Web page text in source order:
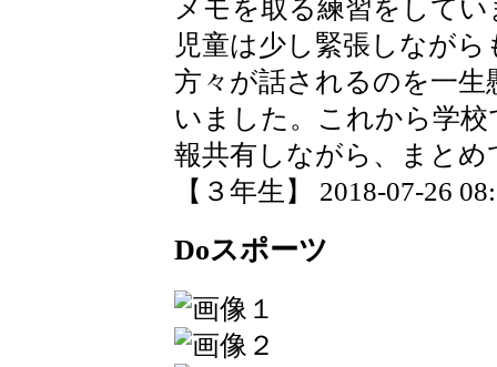
メモを取る練習をして
児童は少し緊張しなが
方々が話されるのを一
いました。これから学
報共有しながら、まと
【３年生】 2018-07-26
Doスポーツ